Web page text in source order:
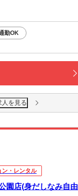
勤OK
を見る
ン・レンタル
園店(身だしなみ自由